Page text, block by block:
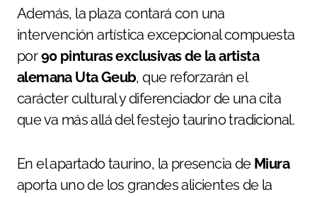
Además, la plaza contará con una
intervención artística excepcional compuesta
por90 pinturas exclusivas de la artista
alemana Uta Geub, que reforzarán el
carácter cultural y diferenciador de una cita
que va más allá del festejo taurino tradicional.
En el apartado taurino, la presencia de Miura
aporta uno de los grandes alicientes de la